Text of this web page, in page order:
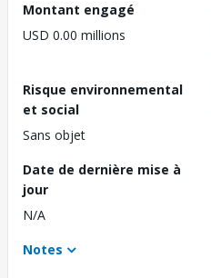
Montant engagé
USD 0.00 millions
Risque environnemental
et social
Sans objet
Date de dernière mise à
jour
N/A
Notes